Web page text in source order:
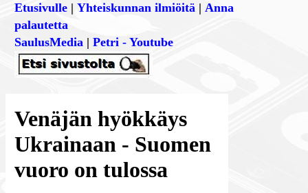
Etusivulle |Yhteiskunnan ilmiöitä |Anna
palautetta
SaulusMedia |Petri - Youtube
Venäjän hyökkäys
Ukrainaan - Suomen
vuoro on tulossa